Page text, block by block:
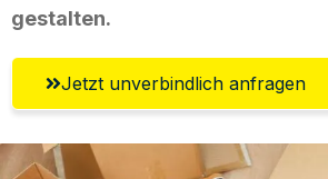
gestalten.
Jetzt unverbindlich anfragen